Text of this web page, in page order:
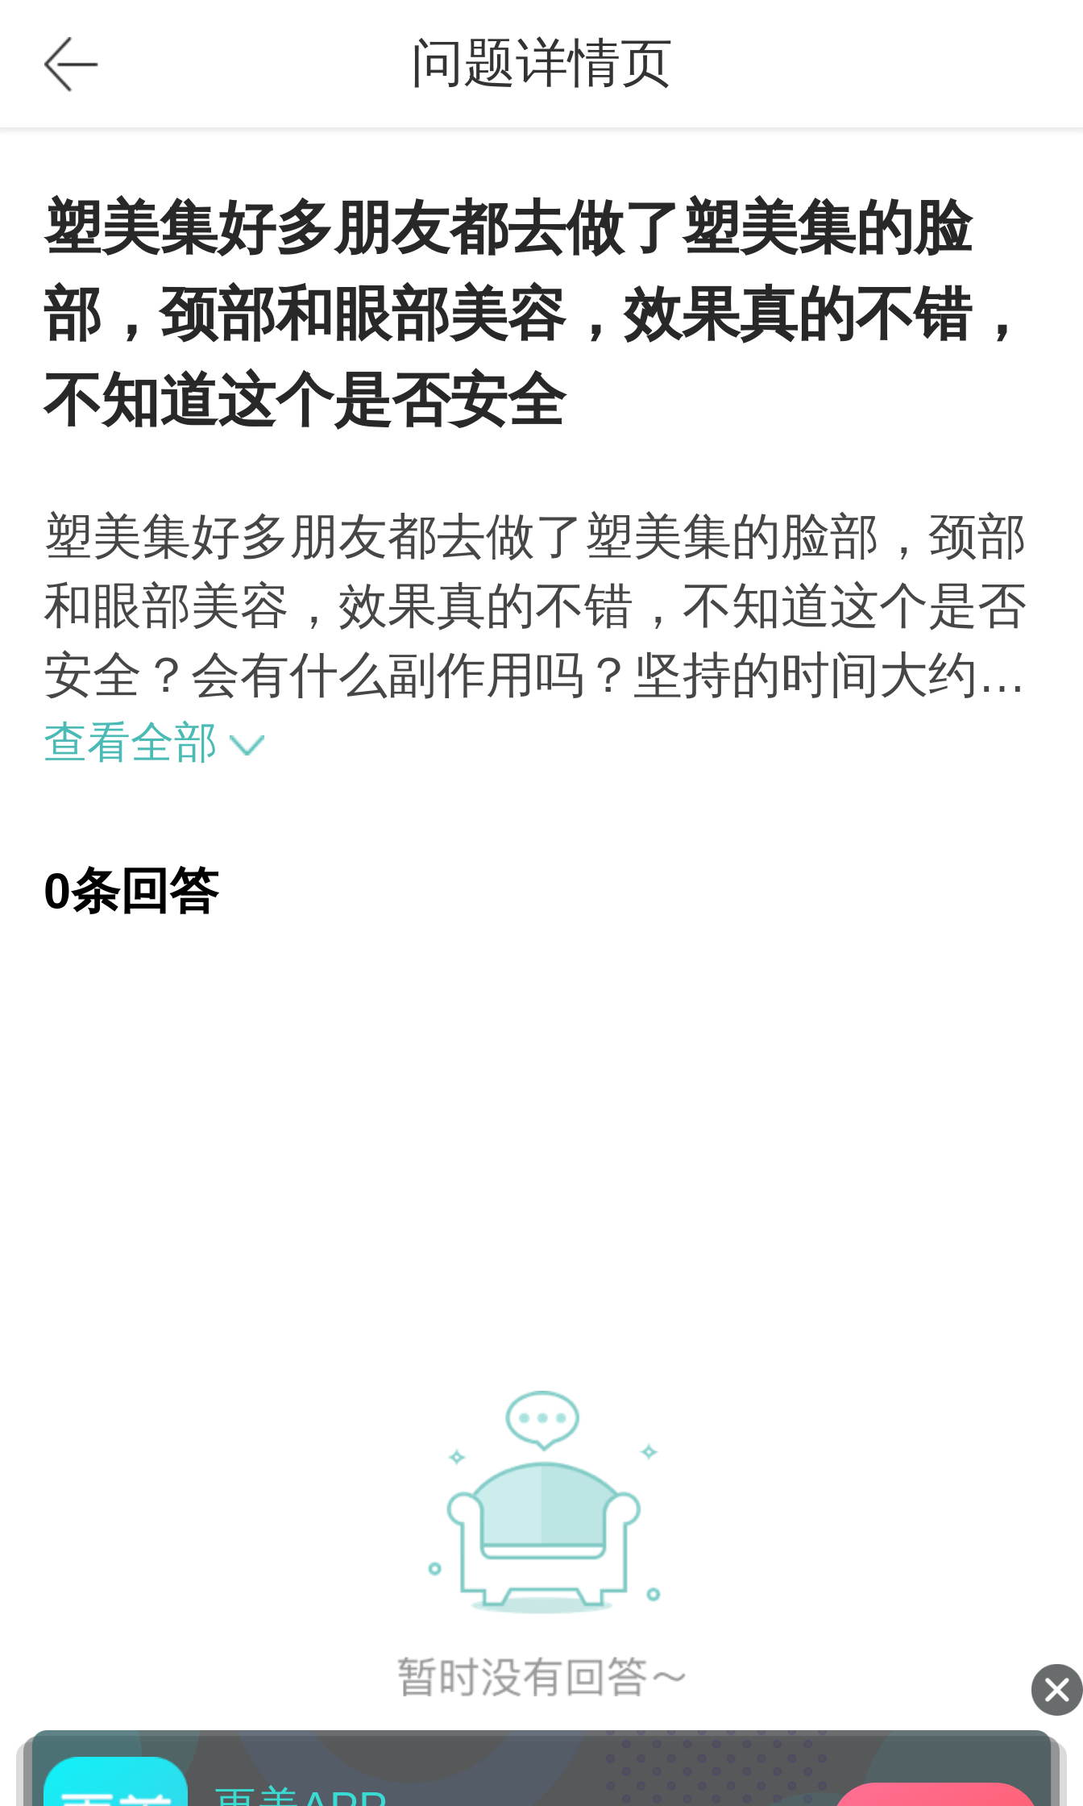
问题详情页
塑美集好多朋友都去做了塑美集的脸
部，颈部和眼部美容，效果真的不错，
不知道这个是否安全
塑美集好多朋友都去做了塑美集的脸部，颈部
和眼部美容，效果真的不错，不知道这个是否
安全？会有什么副作用吗？坚持的时间大约有
多久？
查看全部
0条回答